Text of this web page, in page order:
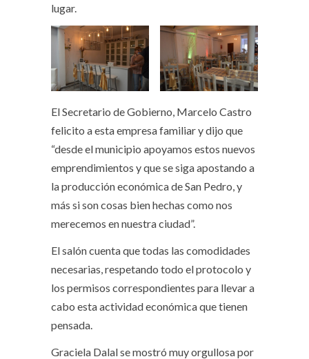
lugar.
El Secretario de Gobierno, Marcelo Castro
felicito a esta empresa familiar y dijo que
“desde el municipio apoyamos estos nuevos
emprendimientos y que se siga apostando a
la producción económica de San Pedro, y
más si son cosas bien hechas como nos
merecemos en nuestra ciudad”.
El salón cuenta que todas las comodidades
necesarias, respetando todo el protocolo y
los permisos correspondientes para llevar a
cabo esta actividad económica que tienen
pensada.
Graciela Dalal se mostró muy orgullosa por